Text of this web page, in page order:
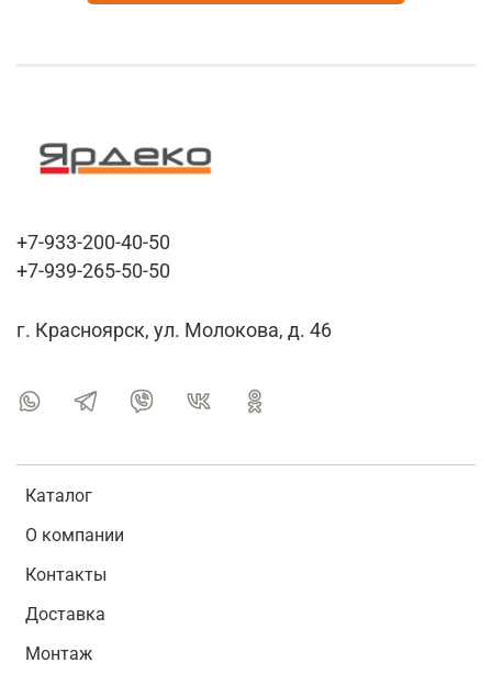
Каталог
О компании
Контакты
Доставка
Монтаж
+7-933-200-40-50
+7-939-265-50-50
г. Красноярск, ул. Молокова, д. 46